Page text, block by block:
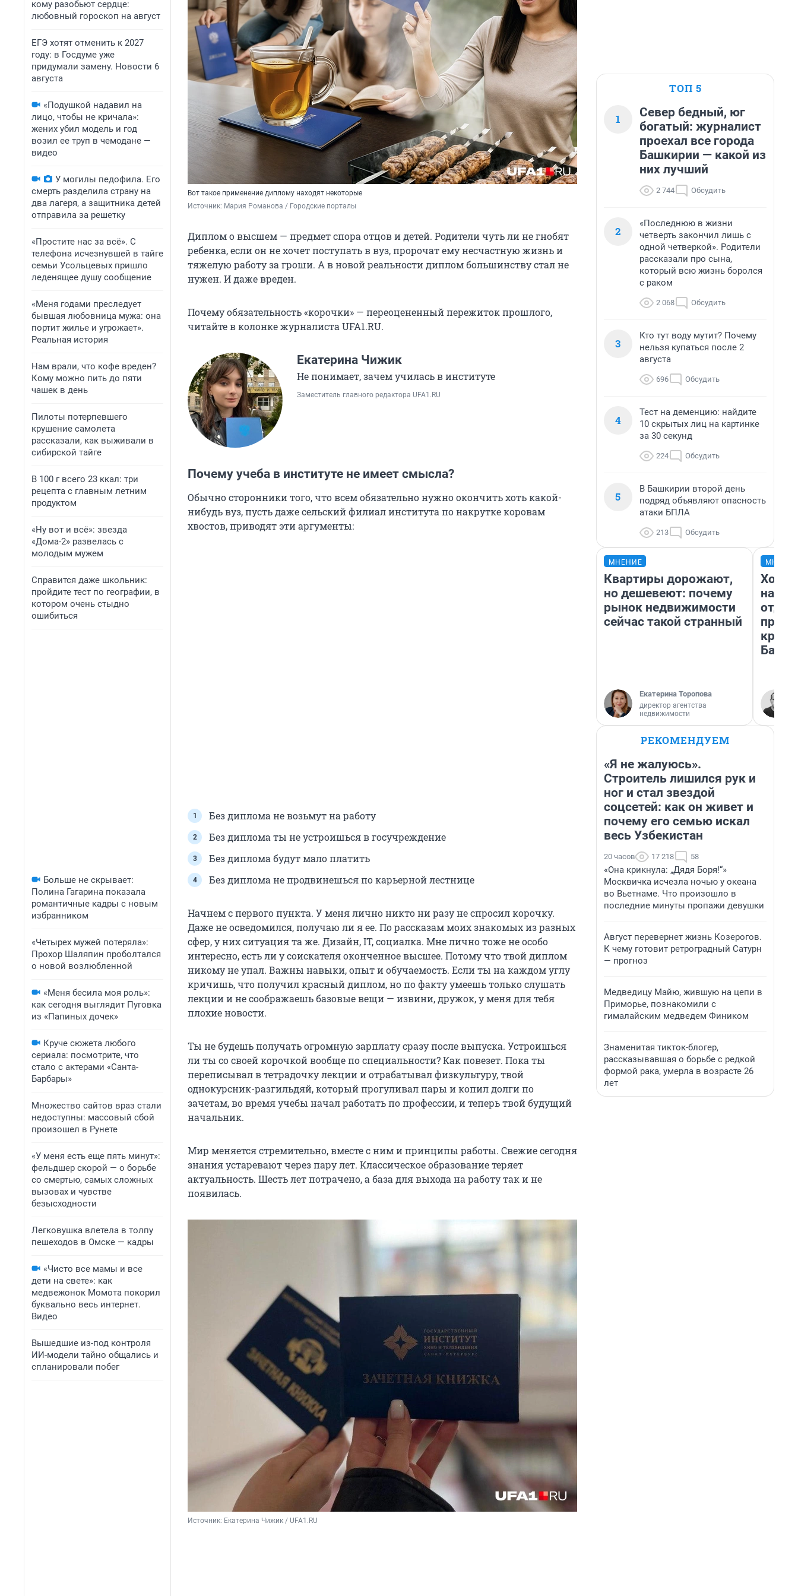
кому разобьют сердце:
любовный гороскоп на август
ЕГЭ хотят отменить к 2027
году: в Госдуме уже
придумали замену. Новости 6
августа
«Подушкой надавил на
лицо, чтобы не кричала»:
жених убил модель и год
возил ее труп в чемодане —
видео
У могилы педофила. Его
смерть разделила страну на
два лагеря, а защитника детей
отправила за решетку
«Простите нас за всё». С
телефона исчезнувшей в тайге
семьи Усольцевых пришло
леденящее душу сообщение
«Меня годами преследует
бывшая любовница мужа: она
портит жилье и угрожает».
Реальная история
Нам врали, что кофе вреден?
Кому можно пить до пяти
чашек в день
Пилоты потерпевшего
крушение самолета
рассказали, как выживали в
сибирской тайге
В 100 г всего 23 ккал: три
рецепта с главным летним
продуктом
«Ну вот и всё»: звезда
«Дома-2» развелась с
молодым мужем
Справится даже школьник:
пройдите тест по географии, в
котором очень стыдно
ошибиться
Больше не скрывает:
Полина Гагарина показала
романтичные кадры с новым
избранником
«Четырех мужей потеряла»:
Прохор Шаляпин проболтался
о новой возлюбленной
«Меня бесила моя роль»:
как сегодня выглядит Пуговка
из «Папиных дочек»
Круче сюжета любого
сериала: посмотрите, что
стало с актерами «Санта-
Барбары»
Множество сайтов враз стали
недоступны: массовый сбой
произошел в Рунете
«У меня есть еще пять минут»:
фельдшер скорой — о борьбе
со смертью, самых сложных
вызовах и чувстве
безысходности
Легковушка влетела в толпу
пешеходов в Омске — кадры
«Чисто все мамы и все
дети на свете»: как
медвежонок Момота покорил
буквально весь интернет.
Видео
Вышедшие из-под контроля
ИИ-модели тайно общались и
спланировали побег
Вот такое применение диплому находят некоторые
Источник: Мария Романова / Городские порталы
Диплом о высшем — предмет спора отцов и детей. Родители чуть ли не гнобят
ребенка, если он не хочет поступать в вуз, пророчат ему несчастную жизнь и
тяжелую работу за гроши. А в новой реальности диплом большинству стал не
нужен. И даже вреден.
Почему обязательность «корочки» — переоцененный пережиток прошлого,
читайте в колонке журналиста UFA1.RU.
Екатерина Чижик
Не понимает, зачем училась в институте
Заместитель главного редактора UFA1.RU
Почему учеба в институте не имеет смысла?
Обычно сторонники того, что всем обязательно нужно окончить хоть какой-
нибудь вуз, пусть даже сельский филиал института по накрутке коровам
хвостов, приводят эти аргументы:
Без диплома не возьмут на работу
Без диплома ты не устроишься в госучреждение
Без диплома будут мало платить
Без диплома не продвинешься по карьерной лестнице
Начнем с первого пункта. У меня лично никто ни разу не спросил корочку.
Даже не осведомился, получаю ли я ее. По рассказам моих знакомых из разных
сфер, у них ситуация та же. Дизайн, IT, социалка. Мне лично тоже не особо
интересно, есть ли у соискателя оконченное высшее. Потому что твой диплом
никому не упал. Важны навыки, опыт и обучаемость. Если ты на каждом углу
кричишь, что получил красный диплом, но по факту умеешь только слушать
лекции и не соображаешь базовые вещи — извини, дружок, у меня для тебя
плохие новости.
Ты не будешь получать огромную зарплату сразу после выпуска. Устроишься
ли ты со своей корочкой вообще по специальности? Как повезет. Пока ты
переписывал в тетрадочку лекции и отрабатывал физкультуру, твой
однокурсник-разгильдяй, который прогуливал пары и копил долги по
зачетам, во время учебы начал работать по профессии, и теперь твой будущий
начальник.
Мир меняется стремительно, вместе с ним и принципы работы. Свежие сегодня
знания устаревают через пару лет. Классическое образование теряет
актуальность. Шесть лет потрачено, а база для выхода на работу так и не
появилась.
Источник: Екатерина Чижик / UFA1.RU
ТОП 5
1
Север бедный, юг
богатый: журналист
проехал все города
Башкирии — какой из
них лучший
2 744 Обсудить
2
«Последнюю в жизни
четверть закончил лишь с
одной четверкой». Родители
рассказали про сына,
который всю жизнь боролся
с раком
2 068 Обсудить
3
Кто тут воду мутит? Почему
нельзя купаться после 2
августа
696 Обсудить
4
Тест на деменцию: найдите
10 скрытых лиц на картинке
за 30 секунд
224 Обсудить
5
В Башкирии второй день
подряд объявляют опасность
атаки БПЛА
213 Обсудить
МНЕНИЕ
Квартиры дорожают,
но дешевеют: почему
рынок недвижимости
сейчас такой странный
Екатерина Торопова
директор агентства
недвижимости
нас
РЕКОМЕНДУЕМ
«Я не жалуюсь».
Строитель лишился рук и
ног и стал звездой
соцсетей: как он живет и
почему его семью искал
весь Узбекистан
20 часов 17 218 58
«Она крикнула: „Дядя Боря!“»
Москвичка исчезла ночью у океана
во Вьетнаме. Что произошло в
последние минуты пропажи девушки
Август перевернет жизнь Козерогов.
К чему готовит ретроградный Сатурн
— прогноз
Медведицу Майю, жившую на цепи в
Приморье, познакомили с
гималайским медведем Фиником
Знаменитая тикток-блогер,
рассказывавшая о борьбе с редкой
формой рака, умерла в возрасте 26
лет